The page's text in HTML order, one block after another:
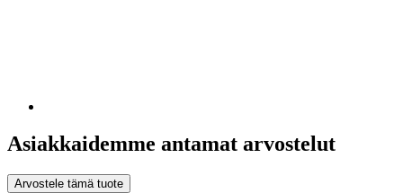
Asiakkaidemme antamat arvostelut
Arvostele tämä tuote